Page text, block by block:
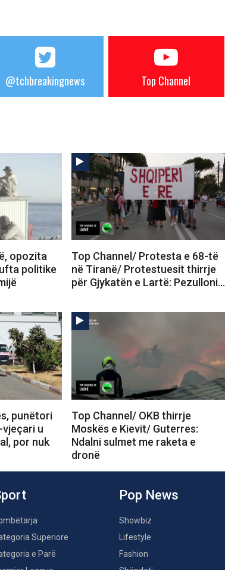
@tchbreakingnews Top Channel
opozita
politike
Top Channel/ Protesta e 68-të
në Tiranë/ Protestuesit thirrje
për Gjykatën e Lartë: Pezulloni…
punëtori
u
por nuk
Top Channel/ OKB thirrje
Moskës e Kievit/ Guterres:
Ndalni sulmet me raketa e
dronë
Superiore
e Parë
Pop News
Showbiz
Lifestyle
Fashion